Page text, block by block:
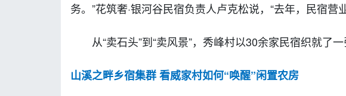
务。”花筑奢·银河谷民宿负责人卢克松说，“去年，民宿营
从“卖石头”到“卖风景”，秀峰村以30余家民宿织就了一
山溪之畔乡宿集群 看威家村如何“唤醒”闲置农房